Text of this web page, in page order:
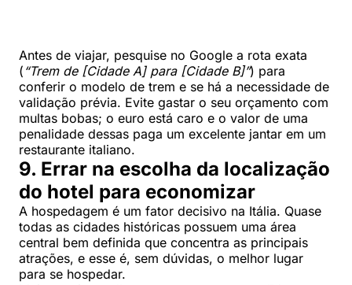
Antes de viajar, pesquise no Google a rota exata
( “Trem de [Cidade A] para [Cidade B]”) para
conferir o modelo de trem e se há a necessidade de
validação prévia. Evite gastar o seu orçamento com
multas bobas; o euro está caro e o valor de uma
penalidade dessas paga um excelente jantar em um
restaurante italiano.
9. Errar na escolha da localização
do hotel para economizar
A hospedagem é um fator decisivo na Itália. Quase
todas as cidades históricas possuem uma área
central bem definida que concentra as principais
atrações, e esse é, sem dúvidas, o melhor lugar
para se hospedar.